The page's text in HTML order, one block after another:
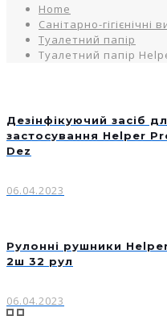
Home
Санітарно-гігієнічні
Туалетний папір
Туалетний папір
Дезінфікуючий засіб
застосування Helper
Dez
06.04.2023
Рулонні рушники
2ш 32 рул
06.04.2023